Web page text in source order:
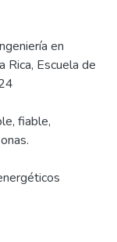
en
Rica, Escuela de
fiable,